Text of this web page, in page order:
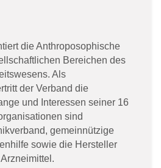
die Anthroposophische
Bereichen des
Als
der Verband die
und Interessen seiner 16
sind
gemeinnützige
sowie die Hersteller